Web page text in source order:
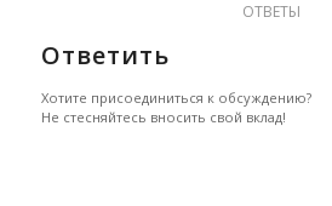
ОТВЕТЫ
Ответить
Хотите присоединиться к обсуждению?
Не стесняйтесь вносить свой вклад!